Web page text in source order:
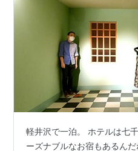
軽井沢で一泊。 ホテルは七
ーズナブルなお宿もあるん